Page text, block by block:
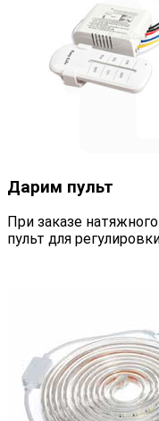
Дарим пульт
При заказе
пульт для